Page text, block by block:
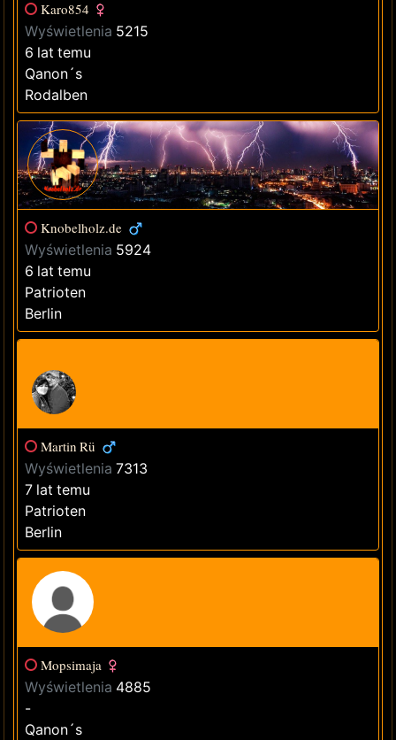
Karo854
Wyświetlenia 5215
6 lat temu
Qanon´s
Rodalben
Knobelholz.de
Wyświetlenia 5924
6 lat temu
Patrioten
Berlin
Martin Rü
Wyświetlenia 7313
7 lat temu
Patrioten
Berlin
Mopsimaja
Wyświetlenia 4885
-
Qanon´s